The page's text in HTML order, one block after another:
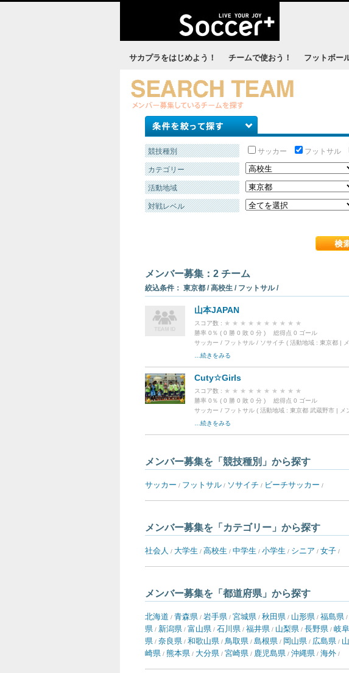
サカプラをはじめよう！ チームで使おう！ フットボー
競技種別 サッカー フットサル
カテゴリー
活動地域
対戦レベル
メンバー募集：2 チーム
絞込条件： 東京都 / 高校生 / フットサル /
山本JAPAN
スコア数 : ★ ★ ★ ★ ★ ★ ★ ★ ★
★
勝率 0％ ( 0 勝 0 敗 0 分 ) 総得点 0 ゴール
サッカー / フットサル / ソサイチ ( 活動地域 : 東京都 |
…続きをみる
Cuty☆Girls
スコア数 : ★ ★ ★ ★ ★ ★ ★ ★ ★
★
勝率 0％ ( 0 勝 0 敗 0 分 ) 総得点 0 ゴール
サッカー / フットサル ( 活動地域 : 東京都 武蔵野市 | メ
…続きをみる
メンバー募集を「競技種別」から探す
サッカー / フットサル / ソサイチ / ビーチサッカー /
メンバー募集を「カテゴリー」から探す
社会人 / 大学生 / 高校生 / 中学生 / 小学生 / シニア / 女子 /
メンバー募集を「都道府県」から探す
北海道 / 青森県 / 岩手県 / 宮城県 / 秋田県 / 山形県 / 福島県 /
県 / 新潟県 / 富山県 / 石川県 / 福井県 / 山梨県 / 長野県 / 岐
県 / 奈良県 / 和歌山県 / 鳥取県 / 島根県 / 岡山県 / 広島県 /
崎県 / 熊本県 / 大分県 / 宮崎県 / 鹿児島県 / 沖縄県 / 海外 /